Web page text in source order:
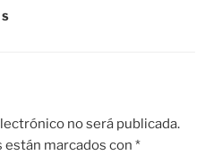
no será publicada.
marcados con *